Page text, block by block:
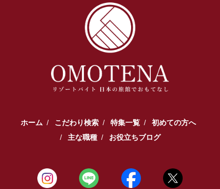
ホーム こだわり検索 特集一覧
初めての方へ
主な職種
お役立ちブログ